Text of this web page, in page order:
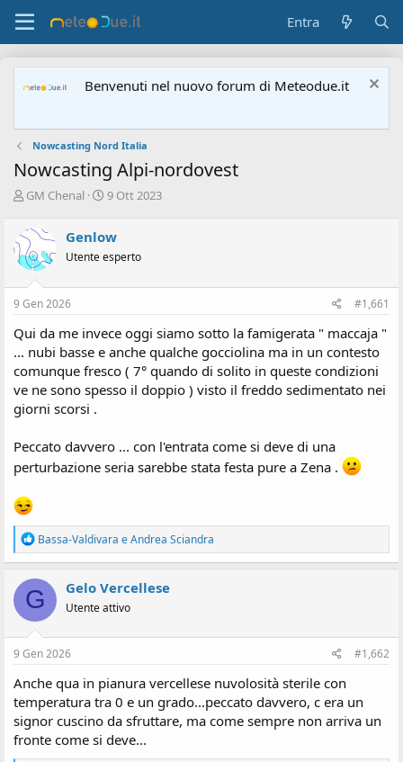
Entra
Benvenuti nel nuovo forum di Meteodue.it
Nowcasting Nord Italia
Nowcasting Alpi-nordovest
A
t
o
r
e
d
i
c
u
s
s
i
e
GM Chenal
D
a
d
i
z
o
9 Ott 2023
Genlow
Utente esperto
9 Gen 2026 #1,661
Qui da me invece oggi siamo sotto la famigerata " maccaja "
... nubi basse e anche qualche gocciolina ma in un contesto
comunque fresco ( 7° quando di solito in queste condizioni
ve ne sono spesso il doppio ) visto il freddo sedimentato nei
giorni scorsi .
Peccato davvero ... con l'entrata come si deve di una
perturbazione seria sarebbe stata festa pure a Zena .
R
e
a
z
i
o
n
i
:
Bassa-Valdivara eAndrea Sciandra
G Gelo Vercellese
Utente attivo
9 Gen 2026 #1,662
Anche qua in pianura vercellese nuvolosità sterile con
temperatura tra 0 e un grado...peccato davvero, c era un
signor cuscino da sfruttare, ma come sempre non arriva un
fronte come si deve...